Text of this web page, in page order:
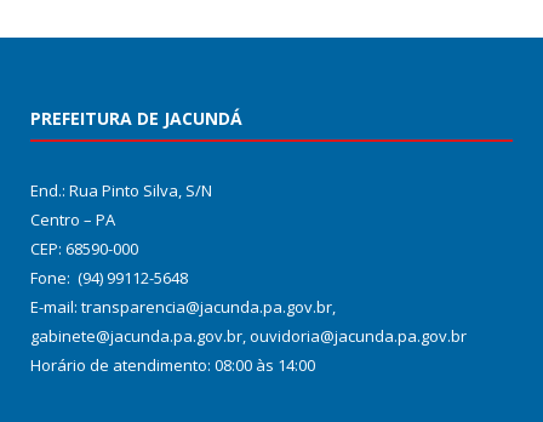
PREFEITURA DE JACUNDÁ
End.: Rua Pinto Silva, S/N
Centro – PA
CEP: 68590-000
Fone: (94) 99112-5648
E-mail: transparencia@jacunda.pa.gov.br,
gabinete@jacunda.pa.gov.br, ouvidoria@jacunda.pa.gov.br
Horário de atendimento: 08:00 às 14:00